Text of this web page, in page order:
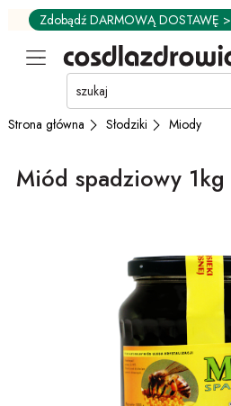
Przejdź
GŁÓWNEJ
ZAWARTOŚCI
MENU
UŻYTKOWNIKA
Zdobądź DARMOWĄ DOSTAWĘ >
Strona główna Słodziki Miody
Miód spadziowy 1kg